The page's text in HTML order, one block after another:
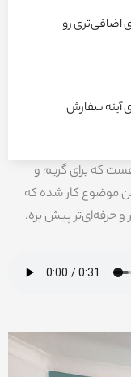
اضافی‌تری رو
آینه سفارش
که برای گریم و
موضوع کار شده که
و حرفه‌ای‌تر پیش بره.